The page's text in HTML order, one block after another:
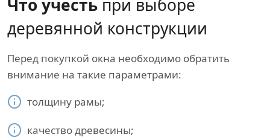
Что учесть при выборе
деревянной конструкции
Перед покупкой окна необходимо обратить
внимание на такие параметрами:
толщину рамы;
качество древесины;